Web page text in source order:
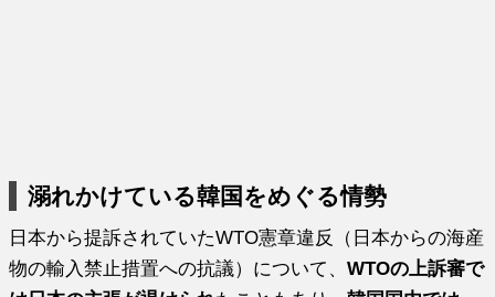
溺れかけている韓国をめぐる情勢
日本から提訴されていたWTO憲章違反（日本からの海産
物の輸入禁止措置への抗議）について、WTOの上訴審で